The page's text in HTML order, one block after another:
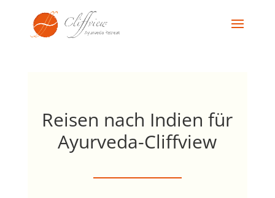
Reisen nach Indien für
Ayurveda-Cliffview